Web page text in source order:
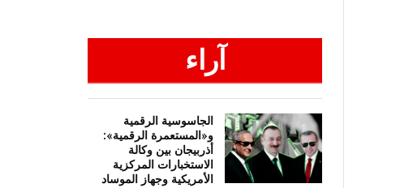
آراء
الجاسوسية الرقمية
و«المستعمرة الرقمية»:
أذربيجان بين وكالة
الاستخبارات المركزية
الأمريكية وجهاز الموساد